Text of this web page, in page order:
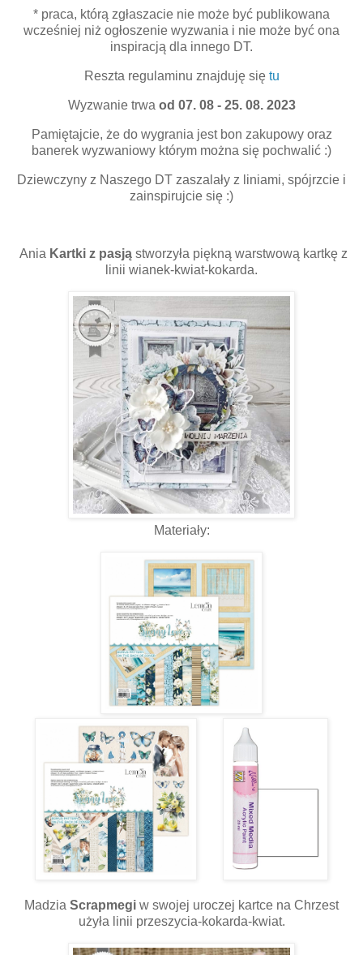
* praca, którą zgłaszacie nie może być publikowana
wcześniej niż ogłoszenie wyzwania i nie może być ona
inspiracją dla innego DT.
Reszta regulaminu znajduję się tu
Wyzwanie trwa od 07. 08 - 25. 08. 2023
Pamiętajcie, że do wygrania jest bon zakupowy oraz
banerek wyzwaniowy którym można się pochwalić :)
Dziewczyny z Naszego DT zaszalały z liniami, spójrzcie i
zainspirujcie się :)
Ania Kartki z pasjąstworzyła piękną warstwową kartkę z
linii wianek-kwiat-kokarda.
Materiały:
Madzia Scrapmegi w swojej uroczej kartce na Chrzest
użyła linii przeszycia-kokarda-kwiat.